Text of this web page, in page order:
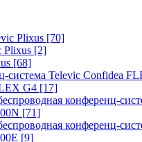
Plixus [70]
Plixus [2]
[68]
система Televic Confidea
G4 [17]
конференц-
[71]
конференц-
[9]